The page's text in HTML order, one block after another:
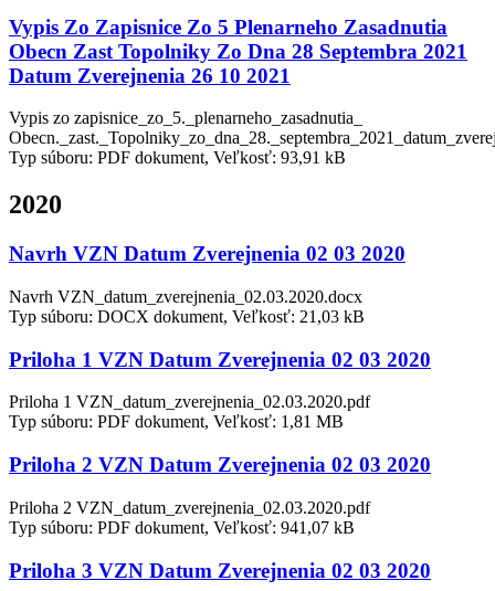
Vypis Zo Zapisnice Zo 5 Plenarneho Zasadnutia
Obecn Zast Topolniky Zo Dna 28 Septembra 2021
Datum Zverejnenia 26 10 2021
Vypis zo zapisnice_zo_5._plenarneho_zasadnutia_
Typ súboru: PDF dokument, Veľkosť: 93,91 kB
2020
Navrh VZN Datum Zverejnenia 02 03 2020
Navrh VZN_datum_zverejnenia_02.03.2020.docx
Typ súboru: DOCX dokument, Veľkosť: 21,03 kB
Priloha 1 VZN Datum Zverejnenia 02 03 2020
Priloha 1 VZN_datum_zverejnenia_02.03.2020.pdf
Typ súboru: PDF dokument, Veľkosť: 1,81 MB
Priloha 2 VZN Datum Zverejnenia 02 03 2020
Priloha 2 VZN_datum_zverejnenia_02.03.2020.pdf
Typ súboru: PDF dokument, Veľkosť: 941,07 kB
Priloha 3 VZN Datum Zverejnenia 02 03 2020